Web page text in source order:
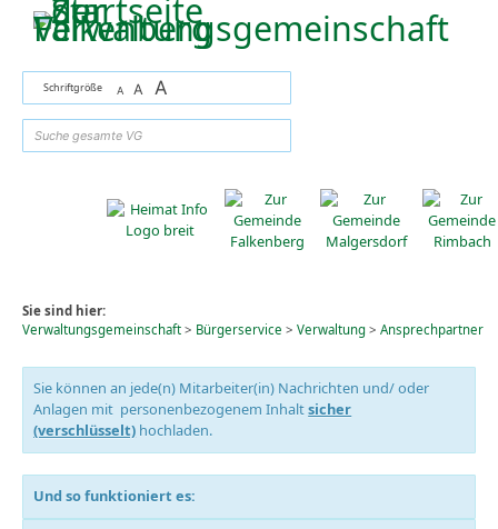
Zum Inhalt,zur Navigationoder
Schriftgröße A A A
Sie sind hier:
Verwaltungsgemeinschaft> Bürgerservice > Verwaltung> Ansprechpartner
Sie können an jede(n) Mitarbeiter(in) Nachrichten und/ oder
Anlagen mit personenbezogenem Inhaltsicher
(verschlüsselt) hochladen.
Und so funktioniert es: